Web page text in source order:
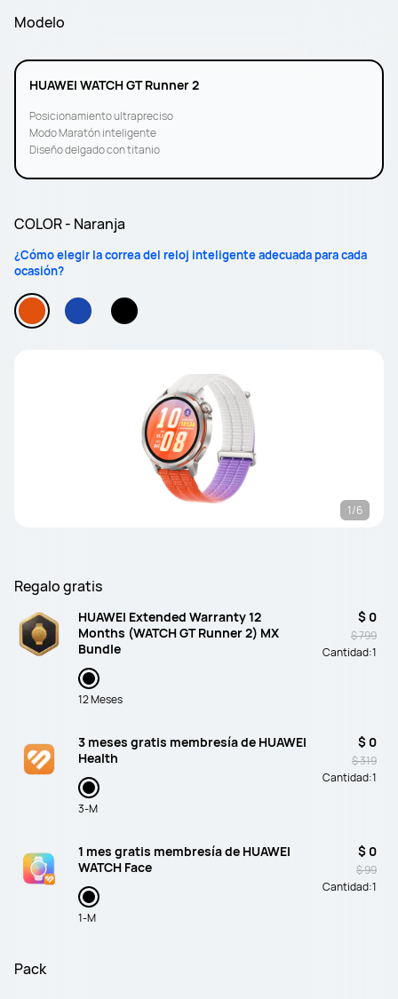
Modelo
HUAWEI WATCH GT Runner 2
Posicionamiento ultrapreciso
Modo Maratón inteligente
Diseño delgado con titanio
COLOR - Naranja
¿Cómo elegir la correa del reloj inteligente adecuada para cada
ocasión?
1/6
Regalo gratis
HUAWEI Extended Warranty 12
Months (WATCH GT Runner 2) MX
Bundle
12 Meses
$ 0
$ 799
Cantidad:1
3 meses gratis membresía de HUAWEI
Health
3-M
$ 0
$ 319
Cantidad:1
1 mes gratis membresía de HUAWEI
WATCH Face
1-M
$ 0
$ 99
Cantidad:1
Pack